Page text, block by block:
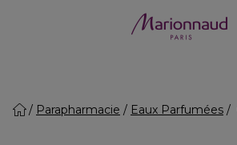
Parapharmacie Eaux Parfumées